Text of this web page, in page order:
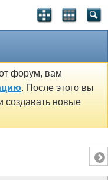
форум, вам
. После этого вы
создавать новые